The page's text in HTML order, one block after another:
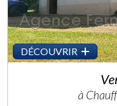
DÉCOUVRIR
à